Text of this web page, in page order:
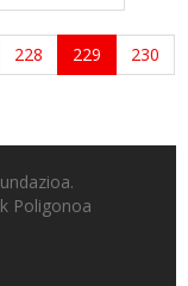
228 229
230
Poligonoa